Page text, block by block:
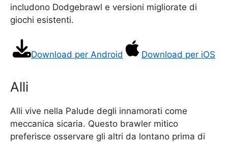
includono Dodgebrawl e versioni migliorate di
giochi esistenti.
Download per Android Download per iOS
Alli
Alli vive nella Palude degli innamorati come
meccanica sicaria. Questo brawler mitico
preferisce osservare gli altri da lontano prima di